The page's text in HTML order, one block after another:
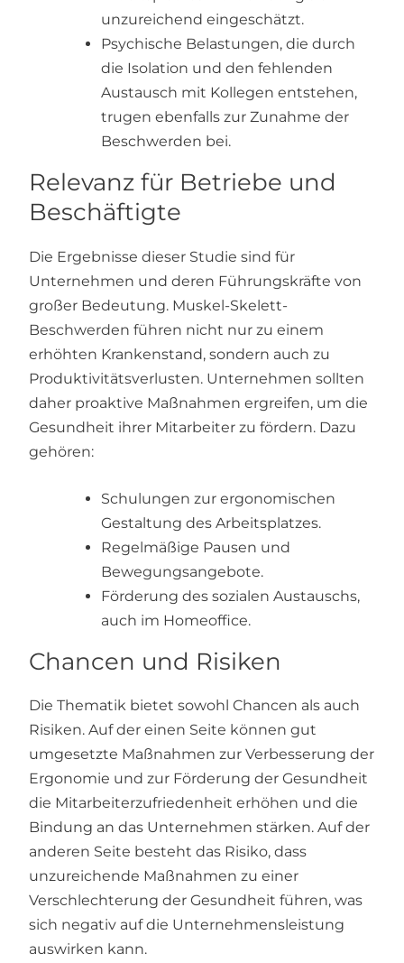
unzureichend eingeschätzt.
Psychische Belastungen, die durch
die Isolation und den fehlenden
Austausch mit Kollegen entstehen,
trugen ebenfalls zur Zunahme der
Beschwerden bei.
Relevanz für Betriebe und
Beschäftigte
Die Ergebnisse dieser Studie sind für
Unternehmen und deren Führungskräfte von
großer Bedeutung. Muskel-Skelett-
Beschwerden führen nicht nur zu einem
erhöhten Krankenstand, sondern auch zu
Produktivitätsverlusten. Unternehmen sollten
daher proaktive Maßnahmen ergreifen, um die
Gesundheit ihrer Mitarbeiter zu fördern. Dazu
gehören:
Schulungen zur ergonomischen
Gestaltung des Arbeitsplatzes.
Regelmäßige Pausen und
Bewegungsangebote.
Förderung des sozialen Austauschs,
auch im Homeoffice.
Chancen und Risiken
Die Thematik bietet sowohl Chancen als auch
Risiken. Auf der einen Seite können gut
umgesetzte Maßnahmen zur Verbesserung der
Ergonomie und zur Förderung der Gesundheit
die Mitarbeiterzufriedenheit erhöhen und die
Bindung an das Unternehmen stärken. Auf der
anderen Seite besteht das Risiko, dass
unzureichende Maßnahmen zu einer
Verschlechterung der Gesundheit führen, was
sich negativ auf die Unternehmensleistung
auswirken kann.